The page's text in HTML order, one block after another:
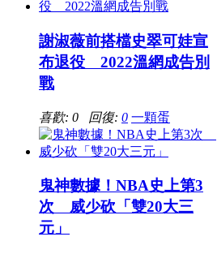
謝淑薇前搭檔史翠可娃宣
布退役 2022溫網成告別
戰
喜歡: 0 回復: 0 一顆蛋
鬼神數據！NBA史上第3
次 威少砍「雙20大三
元」